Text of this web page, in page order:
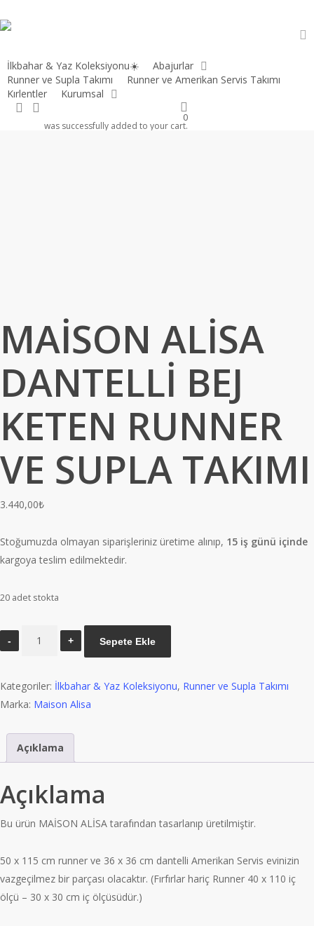
to
content
İlkbahar & Yaz Koleksiyonu☀️
Abajurlar
Runner ve Supla Takımı
Runner ve Amerikan Servis Takımı
Kırlentler
Kurumsal
search
0
was successfully added to your cart.
Ana Sayfa İlkbahar & Yaz Koleksiyonu
MAİSON ALİSA
DANTELLİ BEJ
KETEN RUNNER
VE SUPLA TAKIMI
3.440,00₺
Stoğumuzda olmayan siparişleriniz üretime alınıp, 15 iş günü içinde
kargoya teslim edilmektedir.
20 adet stokta
BEJ
KETEN
VE
SUPLA
adet
Sepete Ekle
Kategoriler: İlkbahar & Yaz Koleksiyonu, Runner ve Supla Takımı
Marka: Maison Alisa
Açıklama
Açıklama
Bu ürün MAİSON ALİSA tarafından tasarlanıp üretilmiştir.
50 x 115 cm runner ve 36 x 36 cm dantelli Amerikan Servis evinizin
vazgeçilmez bir parçası olacaktır. (Fırfırlar hariç Runner 40 x 110 iç
ölçü – 30 x 30 cm iç ölçüsüdür.)